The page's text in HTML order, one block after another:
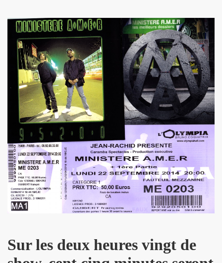
Sur les deux heures vingt de
ALAIN CHENNEVIERE, HUGO HOOKA HEY,
and friends) le 22 janvier 2010 au POINT FMR
THE HELLBOYS, HEARTBREAK HOTEL,
(Paris).
2006 et le 31 mars 2007 au NOUVEAU CASINO (Paris).
(Paris).